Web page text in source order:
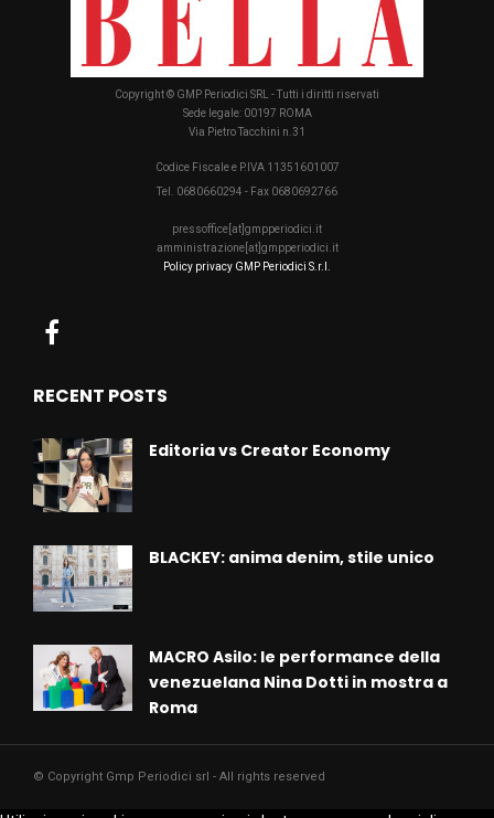
Copyright © GMP Periodici SRL - Tutti i diritti riservati
Sede legale: 00197 ROMA
Via Pietro Tacchini n.31
Codice Fiscale e P.IVA 11351601007
Tel. 0680660294 - Fax 0680692766
pressoffice[at]gmpperiodici.it
amministrazione[at]gmpperiodici.it
Policy privacy GMP Periodici S.r.l.
RECENT POSTS
Editoria vs Creator Economy
BLACKEY: anima denim, stile unico
MACRO Asilo: le performance della
venezuelana Nina Dotti in mostra a
Roma
© Copyright Gmp Periodici srl - All rights reserved